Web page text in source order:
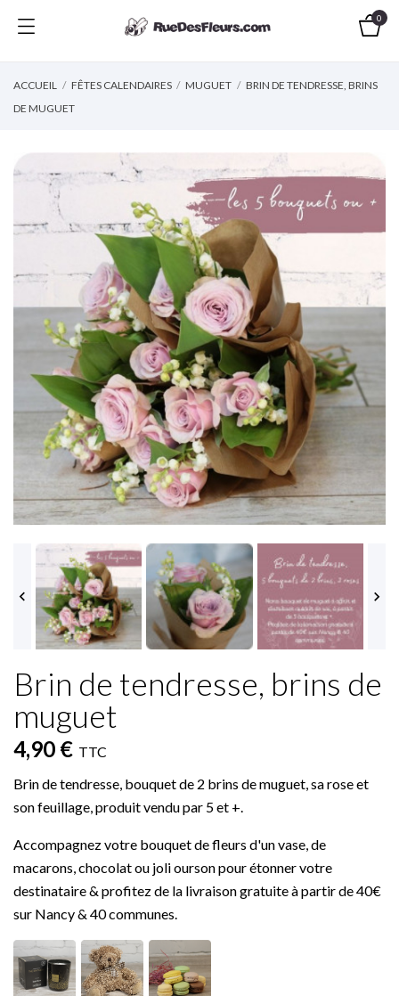
0
ACCUEIL FÊTES CALENDAIRES MUGUET
BRIN DE TENDRESSE, BRINS
DE MUGUET
 
Brin de tendresse, brins de
muguet
4,90 € TTC
Brin de tendresse, bouquet de 2 brins de muguet, sa rose et
son feuillage, produit vendu par 5 et +.
Accompagnez votre bouquet de fleurs d'un vase, de
macarons, chocolat ou joli ourson pour étonner votre
destinataire & profitez de la livraison gratuite à partir de 40€
sur Nancy & 40 communes.